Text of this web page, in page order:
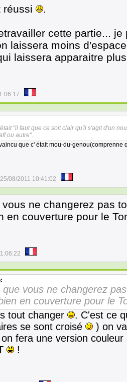
réussi .
cette partie...
laissera moins
laissera apparaitre
"il faut que ce soit clair qu'il s'agit d'un
ou autre".
que c' était mou-du-genou(comprenne
25/08/2011 10:41:02
ne changerez pas
en couverture pour le
que vous ne changerez
en couverture pour le
tout changer
. C'est ce
se sont croisé
) on
fera une version
!